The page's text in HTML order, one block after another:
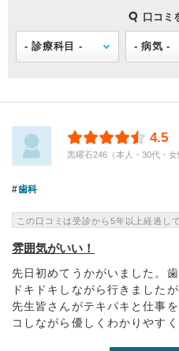
口コミ
4.5
黒曜石246（本人・30代・女
歯科
この口コミは受診から5年以上経過し
雰囲気がいい！
先日初めてうかがいました。
ドキドキしながら行きました
先生皆さんがテキパキと仕事
コしながら優しくわかりやす